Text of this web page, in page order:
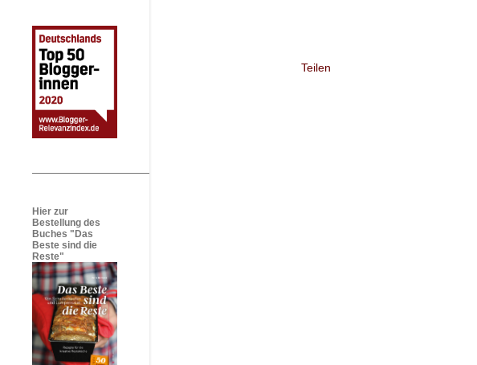
Teilen
Hier zur
Bestellung des
Buches "Das
Beste sind die
Reste"